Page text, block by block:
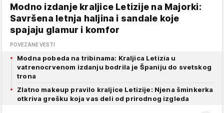
Modno izdanje kraljice Letizije na Majorki:
Savršena letnja haljina i sandale koje
spajaju glamur i komfor
POVEZANE VESTI
Modna pobeda na tribinama: Kraljica Letizia u
vatrenocrvenom izdanju bodrila je Španiju do svetskog
trona
Zlatno makeup pravilo kraljice Letizije: Njena šminkerka
otkriva grešku koja vas deli od prirodnog izgleda